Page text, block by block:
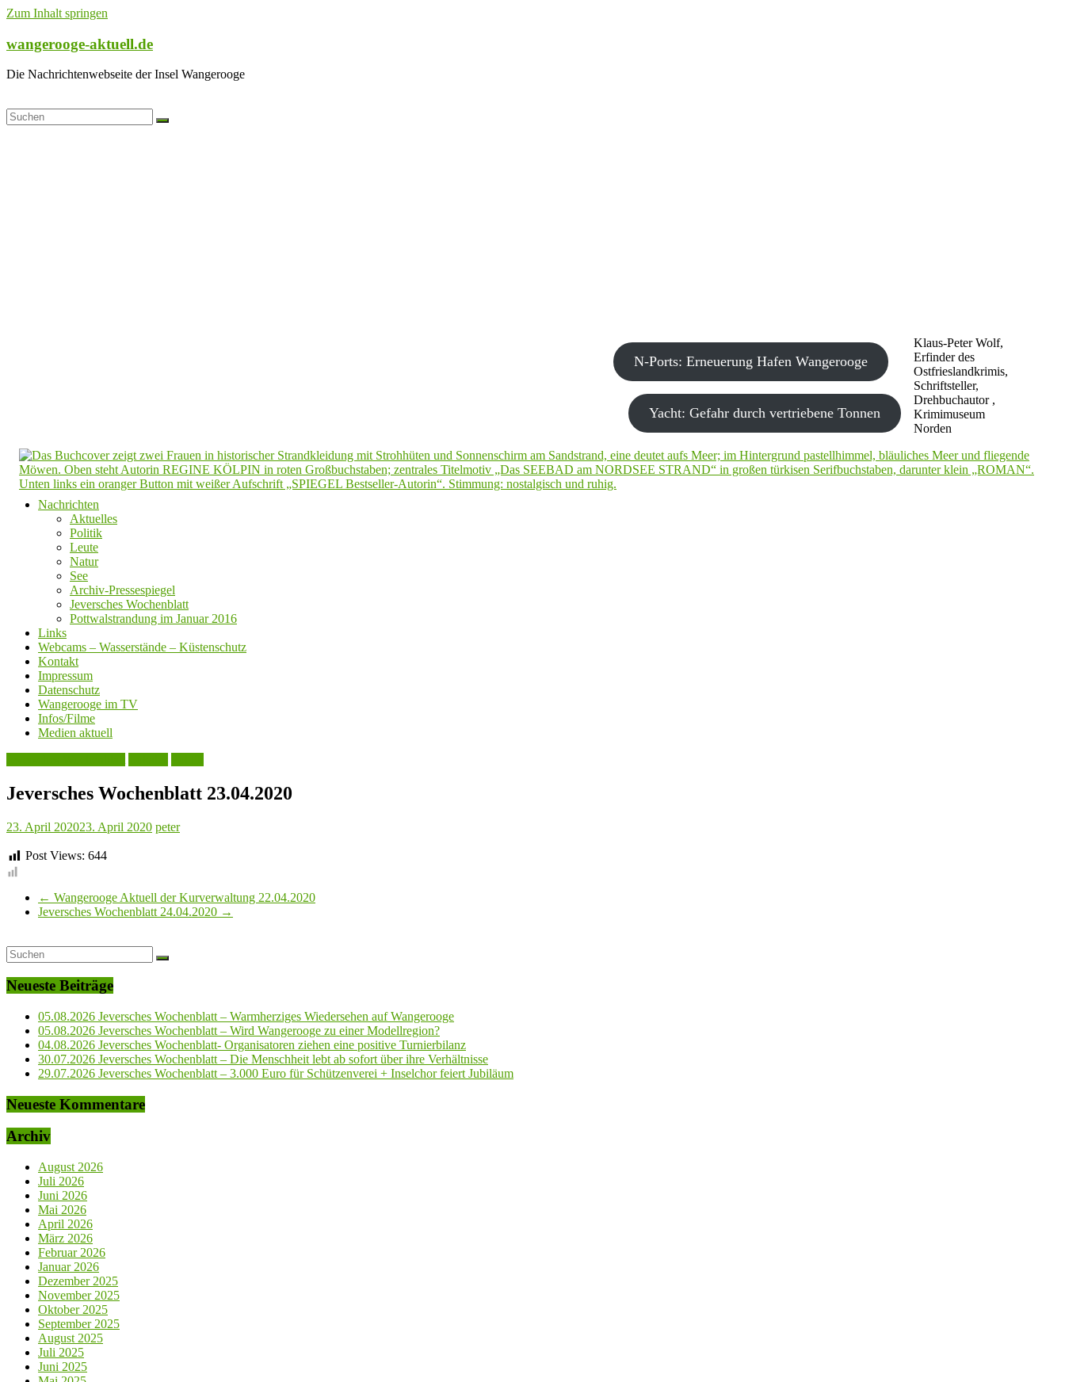
Zum Inhalt springen
wangerooge-aktuell.de
Die Nachrichtenwebseite der Insel Wangerooge
Klaus-Peter Wolf,
Erfinder des
Ostfrieslandkrimis,
Schriftsteller,
Drehbuchautor ,
Krimimuseum
Norden
N-Ports: Erneuerung Hafen Wangerooge
Yacht: Gefahr durch vertriebene Tonnen
Nachrichten
Aktuelles
Politik
Leute
Natur
See
Archiv-Pressespiegel
Jeversches Wochenblatt
Pottwalstrandung im Januar 2016
Links
Webcams – Wasserstände – Küstenschutz
Kontakt
Impressum
Datenschutz
Wangerooge im TV
Infos/Filme
Medien aktuell
Jeversches Wochenblatt 23.04.2020
23. April 202023. April 2020 peter
Post Views: 644
← Wangerooge Aktuell der Kurverwaltung 22.04.2020
Jeversches Wochenblatt 24.04.2020 →
Neueste Beiträge
05.08.2026 Jeversches Wochenblatt – Warmherziges Wiedersehen auf Wangerooge
05.08.2026 Jeversches Wochenblatt – Wird Wangerooge zu einer Modellregion?
04.08.2026 Jeversches Wochenblatt- Organisatoren ziehen eine positive Turnierbilanz
30.07.2026 Jeversches Wochenblatt – Die Menschheit lebt ab sofort über ihre Verhältnisse
29.07.2026 Jeversches Wochenblatt – 3.000 Euro für Schützenverei + Inselchor feiert Jubiläum
Neueste Kommentare
Archiv
August 2026
Juli 2026
Juni 2026
Mai 2026
April 2026
März 2026
Februar 2026
Januar 2026
Dezember 2025
November 2025
Oktober 2025
September 2025
August 2025
Juli 2025
Juni 2025